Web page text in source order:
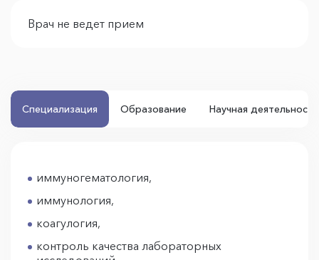
Врач не ведет прием
Специализация Образование Научная деятельность
иммуногематология,
иммунология,
коагулогия,
контроль качества лабораторных